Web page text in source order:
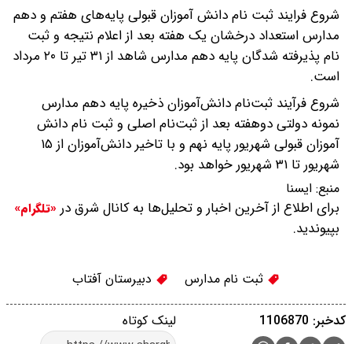
شروع فرایند ثبت نام دانش آموزان قبولی پایه‌های هفتم و دهم
مدارس استعداد درخشان یک هفته بعد از اعلام نتیجه و ثبت
نام پذیرفته شدگان پایه دهم مدارس شاهد از ۳۱ تیر تا ۲۰ مرداد
است.
شروع فرآیند ثبت‌نام دانش‌آموزان ذخیره پایه دهم مدارس
نمونه دولتی دوهفته بعد از ثبت‌نام اصلی و ثبت نام دانش
آموزان قبولی شهریور پایه نهم و با تاخیر دانش‌آموزان از ۱۵
شهریور تا ۳۱ شهریور خواهد بود.
منبع: ايسنا
برای اطلاع از آخرین اخبار و تحلیل‌ها به کانال شرق در «تلگرام»
بپیوندید.
ثبت نام مدارس دبیرستان آفتاب
لینک کوتاه کدخبر: 1106870